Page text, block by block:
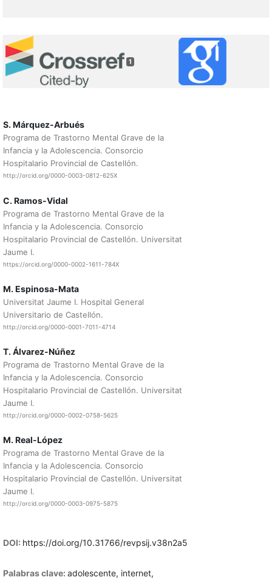
1
S. Márquez-Arbués
Programa de Trastorno Mental Grave de la
Infancia y la Adolescencia. Consorcio
Hospitalario Provincial de Castellón.
http://orcid.org/0000-0003-0812-625X
C. Ramos-Vidal
Programa de Trastorno Mental Grave de la
Infancia y la Adolescencia. Consorcio
Hospitalario Provincial de Castellón. Universitat
Jaume I.
https://orcid.org/0000-0002-1611-784X
M. Espinosa-Mata
Universitat Jaume I. Hospital General
Universitario de Castellón.
http://orcid.org/0000-0001-7011-4714
T. Álvarez-Núñez
Programa de Trastorno Mental Grave de la
Infancia y la Adolescencia. Consorcio
Hospitalario Provincial de Castellón. Universitat
Jaume I.
http://orcid.org/0000-0002-0758-5625
M. Real-López
Programa de Trastorno Mental Grave de la
Infancia y la Adolescencia. Consorcio
Hospitalario Provincial de Castellón. Universitat
Jaume I.
http://orcid.org/0000-0003-0975-5875
DOI: https://doi.org/10.31766/revpsij.v38n2a5
Palabras clave: adolescente, internet,